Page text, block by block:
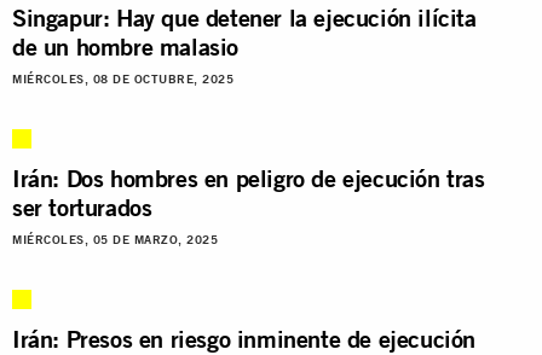
Singapur: Hay que detener la ejecución ilícita
de un hombre malasio
MIÉRCOLES, 08 DE OCTUBRE, 2025
Irán: Dos hombres en peligro de ejecución tras
ser torturados
MIÉRCOLES, 05 DE MARZO, 2025
Irán: Presos en riesgo inminente de ejecución